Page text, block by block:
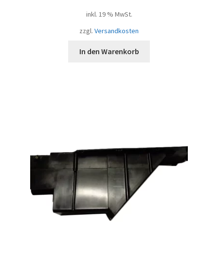
inkl. 19 % MwSt.
zzgl. Versandkosten
In den Warenkorb